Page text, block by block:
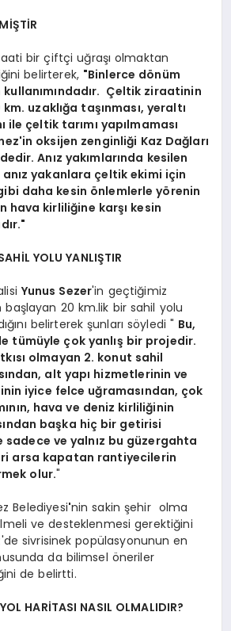
bir çiftçi uğraşı olmaktan
belirterek, "Binlerce dönüm
Çeltik ziraatinin
uzaklığa taşınması, yeraltı
ile çeltik tarımı yapılmaması
oksijen zenginliği Kaz Dağları
Anız yakımlarında kesilen
yakanlara çeltik ekimi için
daha kesin önlemlerle yörenin
hava kirliliğine karşı kesin
YOLU YANLIŞTIR
Yunus Sezer'in geçtiğimiz
başlayan 20 km.lik bir sahil yolu
belirterek şunları söyledi " Bu,
tümüyle çok yanlış bir projedir.
olmayan 2. konut sahil
alt yapı hizmetlerinin ve
iyice felce uğramasından, çok
hava ve deniz kirliliğinin
başka hiç bir getirisi
ve yalnız bu güzergahta
arsa kapatan rantiyecilerin
olur."
Belediyesi'nin sakin şehir olma
ve desteklenmesi gerektiğini
sivrisinek popülasyonunun en
da bilimsel öneriler
de belirtti.
HARİTASI NASIL OLMALIDIR?